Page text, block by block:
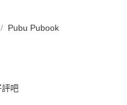
Pubu Pubook
吧